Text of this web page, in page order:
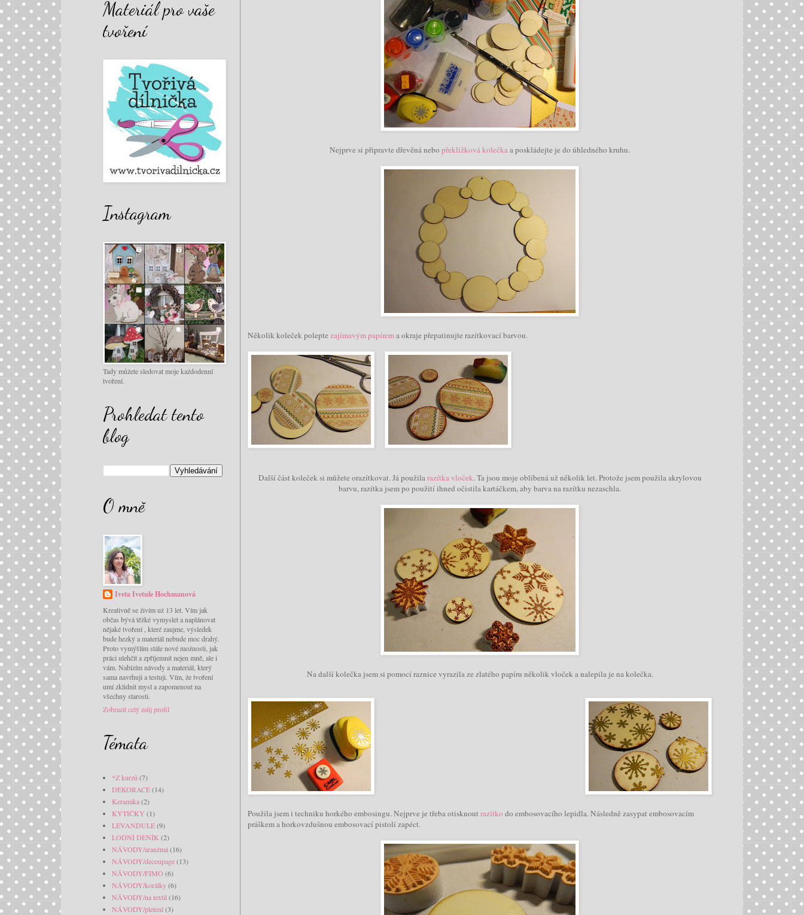
Nejprve si připravte dřevěná nebo překližková kolečkaa poskládejte je do úhledného kruhu.
Několik koleček polepte zajímavým papírema okraje přepatinujte razítkovací barvou.
Další část koleček si můžete orazítkovat. Já použilarazítka vloček. Ta jsou moje oblíbená už několik let. Protože jsem použila akrylovou
barvu, razítka jsem po použití ihned očistila kartáčkem, aby barva na razítku nezaschla.
Na další kolečka jsem si pomocí raznice vyrazila ze zlatého papíru několik vloček a nalepila je na kolečka.
Použila jsem i techniku horkého embosingu. Nejprve je třeba otisknoutrazítko do embosovacího lepidla. Následně zasypat embosovacím
práškem a horkovzdušnou embosovací pistolí zapéct.
Materiál pro vaše
tvoření
Instagram
Tady můžete sledovat moje každodenní
tvoření.
Prohledat tento
blog
O mně
Iveta Ivetule Hochmanová
Kreativně se živím už 13 let. Vím jak
občas bývá těžké vymyslet a naplánovat
nějaké tvoření , které zaujme, výsledek
bude hezký a materiál nebude moc drahý.
Proto vymýšlím stále nové možnosti, jak
práci ulehčit a zpříjemnit nejen mně, ale i
vám. Nabízím návody a materiál, který
sama navrhuji a testuji. Vím, že tvoření
umí zklidnit mysl a zapomenout na
všechny starosti.
Zobrazit celý můj profil
Témata
*Z kurzů (7)
DEKORACE(14)
Keramika(2)
KYTIČKY (1)
LEVANDULE(9)
LODNÍ DENÍK (2)
NÁVODY/aranžmá(16)
NÁVODY/decoupage(13)
NÁVODY/FIMO (6)
NÁVODY/korálky(6)
NÁVODY/na textil (16)
NÁVODY/pletení(3)